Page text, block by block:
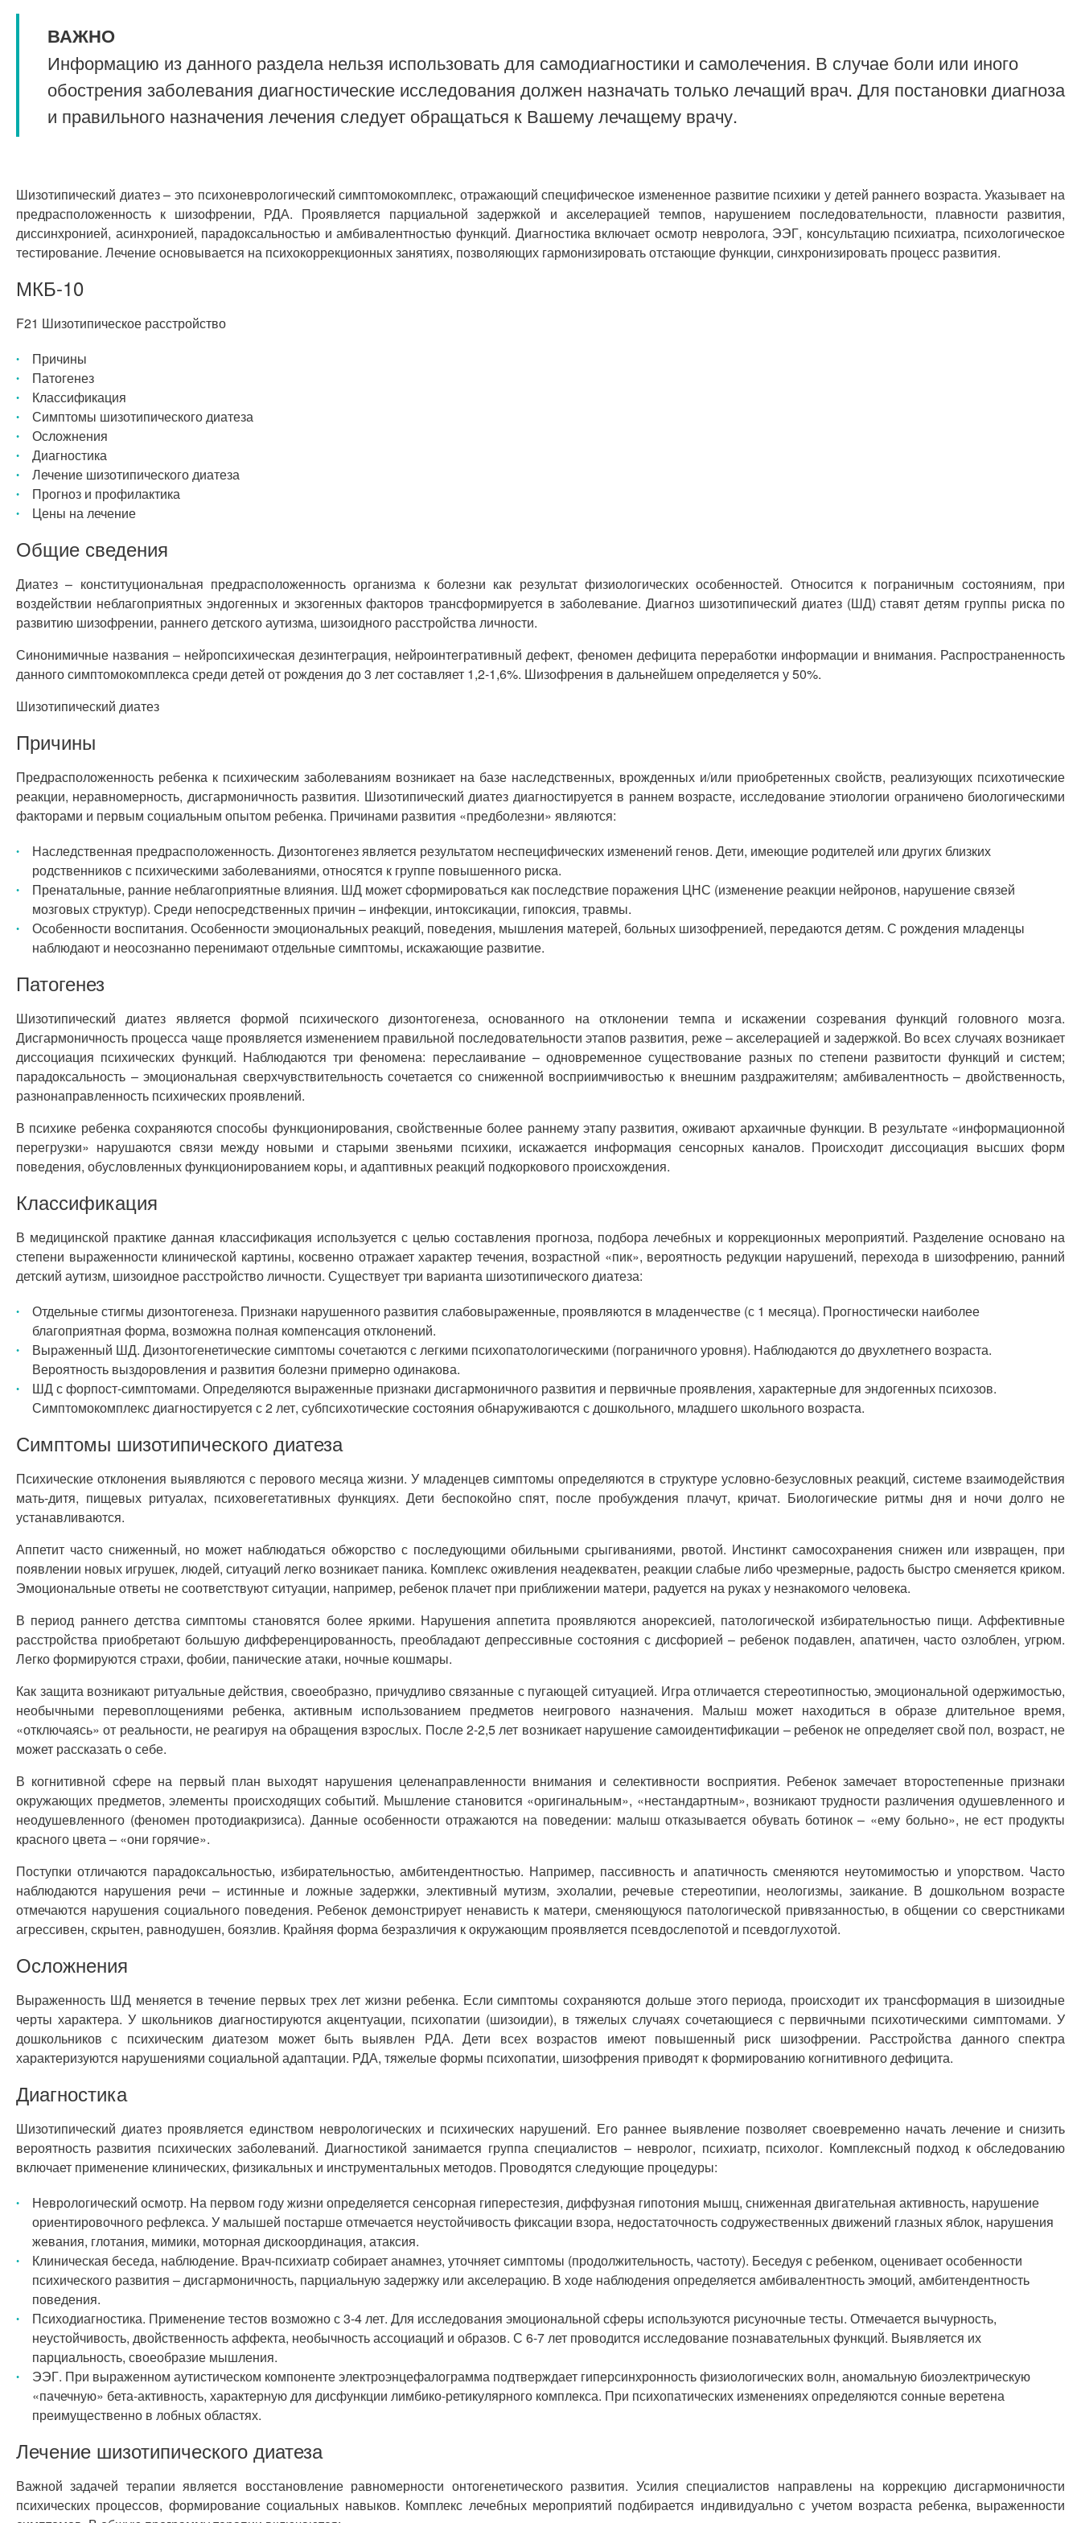
ВАЖНО
Информацию из данного раздела нельзя использовать для самодиагностики и самолечения. В случае боли или иного
обострения заболевания диагностические исследования должен назначать только лечащий врач. Для постановки диагноза
и правильного назначения лечения следует обращаться к Вашему лечащему врачу.
Шизотипический диатез – это психоневрологический симптомокомплекс, отражающий специфическое измененное развитие психики у детей раннего возраста. Указывает на
предрасположенность к шизофрении, РДА. Проявляется парциальной задержкой и акселерацией темпов, нарушением последовательности, плавности развития,
диссинхронией, асинхронией, парадоксальностью и амбивалентностью функций. Диагностика включает осмотр невролога, ЭЭГ, консультацию психиатра, психологическое
тестирование. Лечение основывается на психокоррекционных занятиях, позволяющих гармонизировать отстающие функции, синхронизировать процесс развития.
МКБ-10
F21 Шизотипическое расстройство
Причины
Патогенез
Классификация
Симптомы шизотипического диатеза
Осложнения
Диагностика
Лечение шизотипического диатеза
Прогноз и профилактика
Цены на лечение
Общие сведения
Диатез – конституциональная предрасположенность организма к болезни как результат физиологических особенностей. Относится к пограничным состояниям, при
воздействии неблагоприятных эндогенных и экзогенных факторов трансформируется в заболевание. Диагноз шизотипический диатез (ШД) ставят детям группы риска по
развитию шизофрении, раннего детского аутизма, шизоидного расстройства личности.
Синонимичные названия – нейропсихическая дезинтеграция, нейроинтегративный дефект, феномен дефицита переработки информации и внимания. Распространенность
данного симптомокомплекса среди детей от рождения до 3 лет составляет 1,2-1,6%. Шизофрения в дальнейшем определяется у 50%.
Шизотипический диатез
Причины
Предрасположенность ребенка к психическим заболеваниям возникает на базе наследственных, врожденных и/или приобретенных свойств, реализующих психотические
реакции, неравномерность, дисгармоничность развития. Шизотипический диатез диагностируется в раннем возрасте, исследование этиологии ограничено биологическими
факторами и первым социальным опытом ребенка. Причинами развития «предболезни» являются:
Наследственная предрасположенность. Дизонтогенез является результатом неспецифических изменений генов. Дети, имеющие родителей или других близких
родственников с психическими заболеваниями, относятся к группе повышенного риска.
Пренатальные, ранние неблагоприятные влияния. ШД может сформироваться как последствие поражения ЦНС (изменение реакции нейронов, нарушение связей
мозговых структур). Среди непосредственных причин – инфекции, интоксикации, гипоксия, травмы.
Особенности воспитания. Особенности эмоциональных реакций, поведения, мышления матерей, больных шизофренией, передаются детям. С рождения младенцы
наблюдают и неосознанно перенимают отдельные симптомы, искажающие развитие.
Патогенез
Шизотипический диатез является формой психического дизонтогенеза, основанного на отклонении темпа и искажении созревания функций головного мозга.
Дисгармоничность процесса чаще проявляется изменением правильной последовательности этапов развития, реже – акселерацией и задержкой. Во всех случаях возникает
диссоциация психических функций. Наблюдаются три феномена: переслаивание – одновременное существование разных по степени развитости функций и систем;
парадоксальность – эмоциональная сверхчувствительность сочетается со сниженной восприимчивостью к внешним раздражителям; амбивалентность – двойственность,
разнонаправленность психических проявлений.
В психике ребенка сохраняются способы функционирования, свойственные более раннему этапу развития, оживают архаичные функции. В результате «информационной
перегрузки» нарушаются связи между новыми и старыми звеньями психики, искажается информация сенсорных каналов. Происходит диссоциация высших форм
поведения, обусловленных функционированием коры, и адаптивных реакций подкоркового происхождения.
Классификация
В медицинской практике данная классификация используется с целью составления прогноза, подбора лечебных и коррекционных мероприятий. Разделение основано на
степени выраженности клинической картины, косвенно отражает характер течения, возрастной «пик», вероятность редукции нарушений, перехода в шизофрению, ранний
детский аутизм, шизоидное расстройство личности. Существует три варианта шизотипического диатеза:
Отдельные стигмы дизонтогенеза. Признаки нарушенного развития слабовыраженные, проявляются в младенчестве (с 1 месяца). Прогностически наиболее
благоприятная форма, возможна полная компенсация отклонений.
Выраженный ШД. Дизонтогенетические симптомы сочетаются с легкими психопатологическими (пограничного уровня). Наблюдаются до двухлетнего возраста.
Вероятность выздоровления и развития болезни примерно одинакова.
ШД с форпост-симптомами. Определяются выраженные признаки дисгармоничного развития и первичные проявления, характерные для эндогенных психозов.
Симптомокомплекс диагностируется с 2 лет, субпсихотические состояния обнаруживаются с дошкольного, младшего школьного возраста.
Симптомы шизотипического диатеза
Психические отклонения выявляются с перового месяца жизни. У младенцев симптомы определяются в структуре условно-безусловных реакций, системе взаимодействия
мать-дитя, пищевых ритуалах, психовегетативных функциях. Дети беспокойно спят, после пробуждения плачут, кричат. Биологические ритмы дня и ночи долго не
устанавливаются.
Аппетит часто сниженный, но может наблюдаться обжорство с последующими обильными срыгиваниями, рвотой. Инстинкт самосохранения снижен или извращен, при
появлении новых игрушек, людей, ситуаций легко возникает паника. Комплекс оживления неадекватен, реакции слабые либо чрезмерные, радость быстро сменяется криком.
Эмоциональные ответы не соответствуют ситуации, например, ребенок плачет при приближении матери, радуется на руках у незнакомого человека.
В период раннего детства симптомы становятся более яркими. Нарушения аппетита проявляются анорексией, патологической избирательностью пищи. Аффективные
расстройства приобретают большую дифференцированность, преобладают депрессивные состояния с дисфорией – ребенок подавлен, апатичен, часто озлоблен, угрюм.
Легко формируются страхи, фобии, панические атаки, ночные кошмары.
Как защита возникают ритуальные действия, своеобразно, причудливо связанные с пугающей ситуацией. Игра отличается стереотипностью, эмоциональной одержимостью,
необычными перевоплощениями ребенка, активным использованием предметов неигрового назначения. Малыш может находиться в образе длительное время,
«отключаясь» от реальности, не реагируя на обращения взрослых. После 2-2,5 лет возникает нарушение самоидентификации – ребенок не определяет свой пол, возраст, не
может рассказать о себе.
В когнитивной сфере на первый план выходят нарушения целенаправленности внимания и селективности восприятия. Ребенок замечает второстепенные признаки
окружающих предметов, элементы происходящих событий. Мышление становится «оригинальным», «нестандартным», возникают трудности различения одушевленного и
неодушевленного (феномен протодиакризиса). Данные особенности отражаются на поведении: малыш отказывается обувать ботинок – «ему больно», не ест продукты
красного цвета – «они горячие».
Поступки отличаются парадоксальностью, избирательностью, амбитендентностью. Например, пассивность и апатичность сменяются неутомимостью и упорством. Часто
наблюдаются нарушения речи – истинные и ложные задержки, элективный мутизм, эхолалии, речевые стереотипии, неологизмы, заикание. В дошкольном возрасте
отмечаются нарушения социального поведения. Ребенок демонстрирует ненависть к матери, сменяющуюся патологической привязанностью, в общении со сверстниками
агрессивен, скрытен, равнодушен, боязлив. Крайняя форма безразличия к окружающим проявляется псевдослепотой и псевдоглухотой.
Осложнения
Выраженность ШД меняется в течение первых трех лет жизни ребенка. Если симптомы сохраняются дольше этого периода, происходит их трансформация в шизоидные
черты характера. У школьников диагностируются акцентуации, психопатии (шизоидии), в тяжелых случаях сочетающиеся с первичными психотическими симптомами. У
дошкольников с психическим диатезом может быть выявлен РДА. Дети всех возрастов имеют повышенный риск шизофрении. Расстройства данного спектра
характеризуются нарушениями социальной адаптации. РДА, тяжелые формы психопатии, шизофрения приводят к формированию когнитивного дефицита.
Диагностика
Шизотипический диатез проявляется единством неврологических и психических нарушений. Его раннее выявление позволяет своевременно начать лечение и снизить
вероятность развития психических заболеваний. Диагностикой занимается группа специалистов – невролог, психиатр, психолог. Комплексный подход к обследованию
включает применение клинических, физикальных и инструментальных методов. Проводятся следующие процедуры:
Неврологический осмотр. На первом году жизни определяется сенсорная гиперестезия, диффузная гипотония мышц, сниженная двигательная активность, нарушение
ориентировочного рефлекса. У малышей постарше отмечается неустойчивость фиксации взора, недостаточность содружественных движений глазных яблок, нарушения
жевания, глотания, мимики, моторная дискоординация, атаксия.
Клиническая беседа, наблюдение. Врач-психиатр собирает анамнез, уточняет симптомы (продолжительность, частоту). Беседуя с ребенком, оценивает особенности
психического развития – дисгармоничность, парциальную задержку или акселерацию. В ходе наблюдения определяется амбивалентность эмоций, амбитендентность
поведения.
Психодиагностика. Применение тестов возможно с 3-4 лет. Для исследования эмоциональной сферы используются рисуночные тесты. Отмечается вычурность,
неустойчивость, двойственность аффекта, необычность ассоциаций и образов. С 6-7 лет проводится исследование познавательных функций. Выявляется их
парциальность, своеобразие мышления.
ЭЭГ. При выраженном аутистическом компоненте электроэнцефалограмма подтверждает гиперсинхронность физиологических волн, аномальную биоэлектрическую
«пачечную» бета-активность, характерную для дисфункции лимбико-ретикулярного комплекса. При психопатических изменениях определяются сонные веретена
преимущественно в лобных областях.
Лечение шизотипического диатеза
Важной задачей терапии является восстановление равномерности онтогенетического развития. Усилия специалистов направлены на коррекцию дисгармоничности
психических процессов, формирование социальных навыков. Комплекс лечебных мероприятий подбирается индивидуально с учетом возраста ребенка, выраженности